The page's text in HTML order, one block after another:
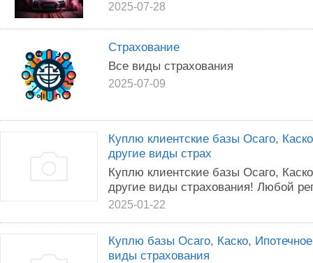
2025-07-28
Страхование
Все виды страхования
2025-07-09
Куплю клиентские базы Осаго,
другие виды страх
Куплю клиентские базы Осаго,
другие виды страхования! Любой
2025-01-22
Куплю базы Осаго, Каско,
виды страхования